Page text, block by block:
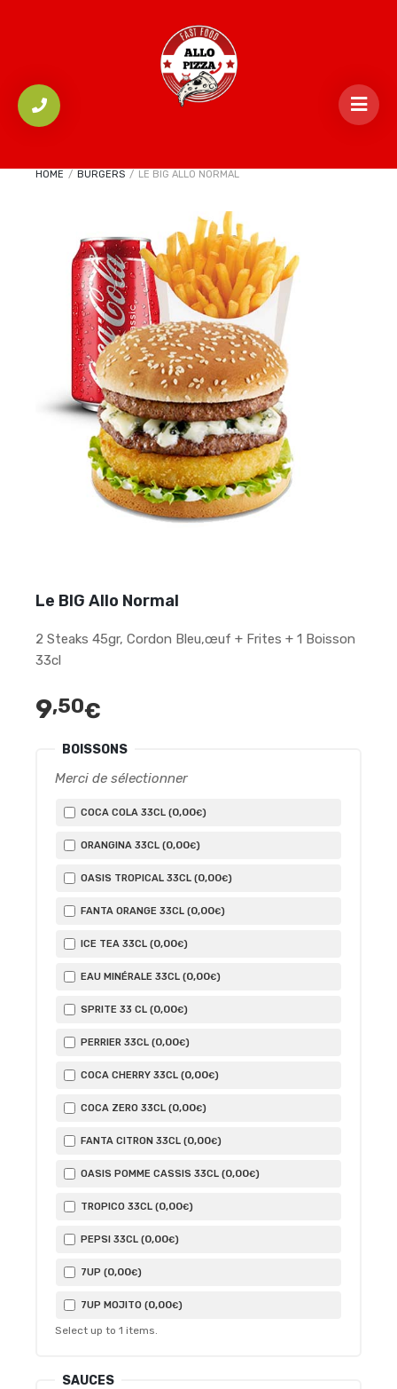
HOME / BURGERS / LE BIG ALLO NORMAL
Le BIG Allo Normal
2 Steaks 45gr, Cordon Bleu,œuf + Frites + 1 Boisson
33cl
9,50€
BOISSONS
Merci de sélectionner
COCA COLA 33CL (0,00€)
ORANGINA 33CL (0,00€)
OASIS TROPICAL 33CL (0,00€)
FANTA ORANGE 33CL (0,00€)
ICE TEA 33CL (0,00€)
EAU MINÉRALE 33CL (0,00€)
SPRITE 33 CL (0,00€)
PERRIER 33CL (0,00€)
COCA CHERRY 33CL (0,00€)
COCA ZERO 33CL (0,00€)
FANTA CITRON 33CL (0,00€)
OASIS POMME CASSIS 33CL (0,00€)
TROPICO 33CL (0,00€)
PEPSI 33CL (0,00€)
7UP (0,00€)
7UP MOJITO (0,00€)
Select up to 1 items.
SAUCES